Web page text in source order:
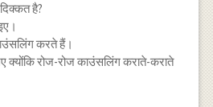
है?
करते हैं।
रोज-रोज काउंसलिंग कराते-कराते